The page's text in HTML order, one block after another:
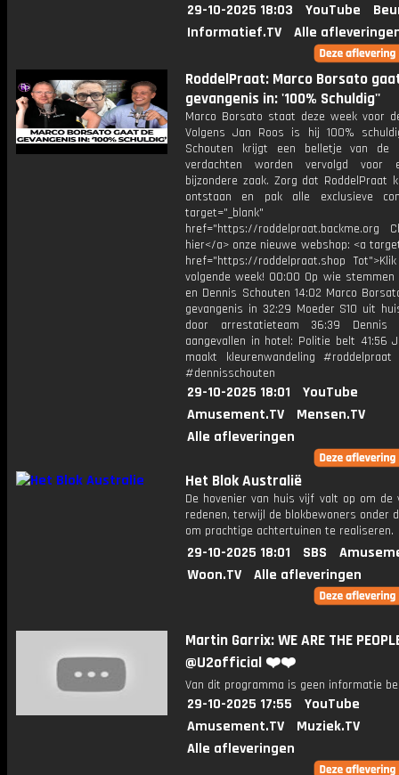
29-10-2025 18:03 YouTube
Informatief.TV
Alle
RoddelPraat: Marco Borsato
gevangenis in: '100% Schuldig''
Marco Borsato staat deze week voor
Volgens Jan Roos is hij 100%
Schouten krijgt een belletje van de
verdachten worden vervolgd voor
bijzondere zaak. Zorg dat RoddelPraat
ontstaan en pak alle exclusieve
target="_blank"
href="https://roddelpraat.backme.org
hier</a> onze nieuwe webshop: <a
href="https://roddelpraat.shop
volgende week! 00:00 Op wie stemmen
en Dennis Schouten 14:02 Marco
gevangenis in 32:29 Moeder S10 uit
door arrestatieteam 36:39 Dennis
aangevallen in hotel: Politie belt 41:56
maakt kleurenwandeling
#dennisschouten
29-10-2025 18:01
YouTube
Amusement.TV
Mensen.TV
Alle afleveringen
Het Blok Australië
De hovenier van huis vijf valt op om de
redenen, terwijl de blokbewoners onder
om prachtige achtertuinen te realiseren.
29-10-2025 18:01 SBS
Woon.TV
Alle afleveringen
Martin Garrix: WE ARE THE
@U2official ❤️❤️
Van dit programma is geen informatie
29-10-2025 17:55
YouTube
Amusement.TV
Muziek.TV
Alle afleveringen